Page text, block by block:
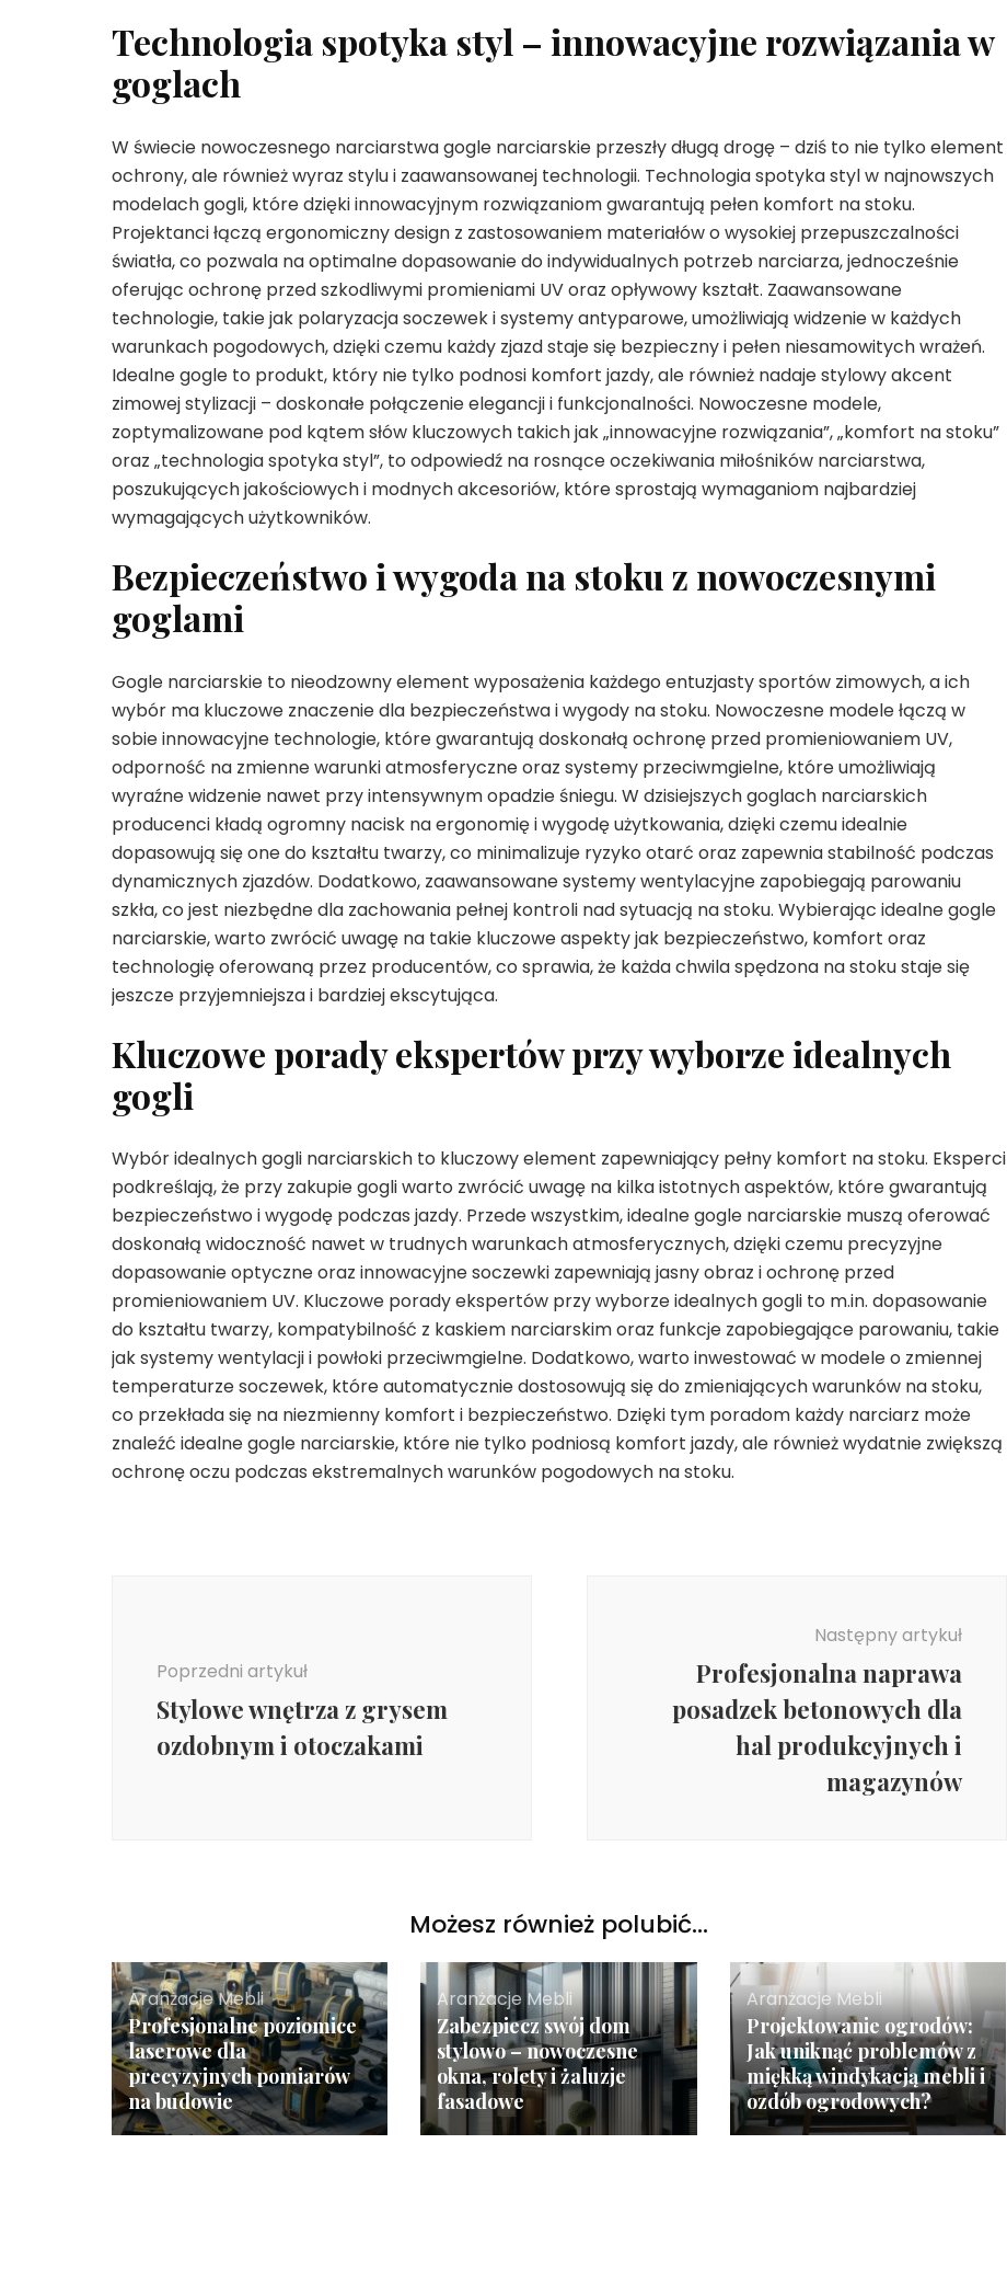
Technologia spotyka styl – innowacyjne rozwiązania w
goglach
W świecie nowoczesnego narciarstwa gogle narciarskie przeszły długą drogę – dziś to nie tylko element
ochrony, ale również wyraz stylu i zaawansowanej technologii. Technologia spotyka styl w najnowszych
modelach gogli, które dzięki innowacyjnym rozwiązaniom gwarantują pełen komfort na stoku.
Projektanci łączą ergonomiczny design z zastosowaniem materiałów o wysokiej przepuszczalności
światła, co pozwala na optimalne dopasowanie do indywidualnych potrzeb narciarza, jednocześnie
oferując ochronę przed szkodliwymi promieniami UV oraz opływowy kształt. Zaawansowane
technologie, takie jak polaryzacja soczewek i systemy antyparowe, umożliwiają widzenie w każdych
warunkach pogodowych, dzięki czemu każdy zjazd staje się bezpieczny i pełen niesamowitych wrażeń.
Idealne gogle to produkt, który nie tylko podnosi komfort jazdy, ale również nadaje stylowy akcent
zimowej stylizacji – doskonałe połączenie elegancji i funkcjonalności. Nowoczesne modele,
zoptymalizowane pod kątem słów kluczowych takich jak „innowacyjne rozwiązania”, „komfort na stoku”
oraz „technologia spotyka styl”, to odpowiedź na rosnące oczekiwania miłośników narciarstwa,
poszukujących jakościowych i modnych akcesoriów, które sprostają wymaganiom najbardziej
wymagających użytkowników.
Bezpieczeństwo i wygoda na stoku z nowoczesnymi
goglami
Gogle narciarskie to nieodzowny element wyposażenia każdego entuzjasty sportów zimowych, a ich
wybór ma kluczowe znaczenie dla bezpieczeństwa i wygody na stoku. Nowoczesne modele łączą w
sobie innowacyjne technologie, które gwarantują doskonałą ochronę przed promieniowaniem UV,
odporność na zmienne warunki atmosferyczne oraz systemy przeciwmgielne, które umożliwiają
wyraźne widzenie nawet przy intensywnym opadzie śniegu. W dzisiejszych goglach narciarskich
producenci kładą ogromny nacisk na ergonomię i wygodę użytkowania, dzięki czemu idealnie
dopasowują się one do kształtu twarzy, co minimalizuje ryzyko otarć oraz zapewnia stabilność podczas
dynamicznych zjazdów. Dodatkowo, zaawansowane systemy wentylacyjne zapobiegają parowaniu
szkła, co jest niezbędne dla zachowania pełnej kontroli nad sytuacją na stoku. Wybierając idealne gogle
narciarskie, warto zwrócić uwagę na takie kluczowe aspekty jak bezpieczeństwo, komfort oraz
technologię oferowaną przez producentów, co sprawia, że każda chwila spędzona na stoku staje się
jeszcze przyjemniejsza i bardziej ekscytująca.
Kluczowe porady ekspertów przy wyborze idealnych
gogli
Wybór idealnych gogli narciarskich to kluczowy element zapewniający pełny komfort na stoku. Eksperci
podkreślają, że przy zakupie gogli warto zwrócić uwagę na kilka istotnych aspektów, które gwarantują
bezpieczeństwo i wygodę podczas jazdy. Przede wszystkim, idealne gogle narciarskie muszą oferować
doskonałą widoczność nawet w trudnych warunkach atmosferycznych, dzięki czemu precyzyjne
dopasowanie optyczne oraz innowacyjne soczewki zapewniają jasny obraz i ochronę przed
promieniowaniem UV. Kluczowe porady ekspertów przy wyborze idealnych gogli to m.in. dopasowanie
do kształtu twarzy, kompatybilność z kaskiem narciarskim oraz funkcje zapobiegające parowaniu, takie
jak systemy wentylacji i powłoki przeciwmgielne. Dodatkowo, warto inwestować w modele o zmiennej
temperaturze soczewek, które automatycznie dostosowują się do zmieniających warunków na stoku,
co przekłada się na niezmienny komfort i bezpieczeństwo. Dzięki tym poradom każdy narciarz może
znaleźć idealne gogle narciarskie, które nie tylko podniosą komfort jazdy, ale również wydatnie zwiększą
ochronę oczu podczas ekstremalnych warunków pogodowych na stoku.
Poprzedni artykuł
Stylowe wnętrza z grysem
ozdobnym i otoczakami
Następny artykuł
Profesjonalna naprawa
posadzek betonowych dla
hal produkcyjnych i
magazynów
Możesz również polubić…
Aranżacje Mebli
Profesjonalne poziomice
laserowe dla
precyzyjnych pomiarów
na budowie
Aranżacje Mebli
Zabezpiecz swój dom
stylowo – nowoczesne
okna, rolety i żaluzje
fasadowe
Aranżacje Mebli
Projektowanie ogrodów:
Jak uniknąć problemów z
miękką windykacją mebli i
ozdób ogrodowych?